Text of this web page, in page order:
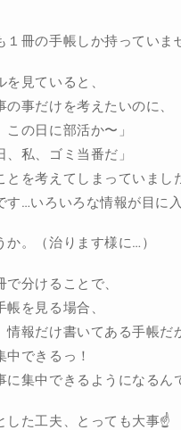
１冊の手帳しか持っていま
を見ていると、
の事だけを考えたいのに、
この日に部活か〜」
、私、ゴミ当番だ」
とを考えてしまっていまし
す…いろいろな情報が目に入
か。（治ります様に…）
で分けることで、
を見る場合、
情報だけ書いてある手帳だ
中できるっ！
に集中できるようになるん
した工夫、とっても大事☝️